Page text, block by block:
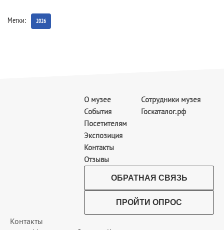
Метки: 2026
О музее
События
Посетителям
Экспозиция
Контакты
Отзывы
Сотрудники музея
Госкаталог.рф
ОБРАТНАЯ СВЯЗЬ
ПРОЙТИ ОПРОС
Контакты